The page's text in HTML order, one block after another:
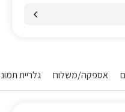
אספקה/משלוח גלריית